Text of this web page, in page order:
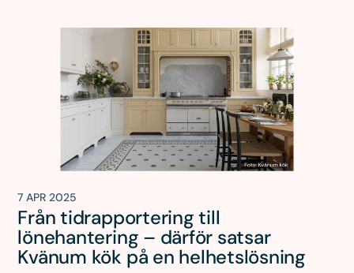
7 APR 2025
Från tidrapportering till
lönehantering – därför satsar
Kvänum kök på en helhetslösning